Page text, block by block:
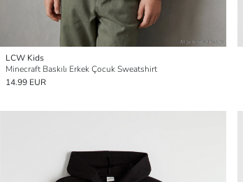
LCW Kids
Minecraft Baskılı Erkek Çocuk Sweatshirt
14.99 EUR